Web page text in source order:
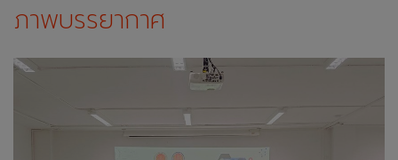
ภาพบรรยากาศ